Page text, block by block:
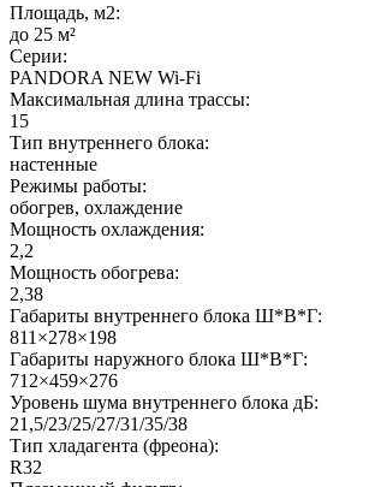
Площадь, м2:
до 25 м²
Серии:
PANDORA NEW Wi-Fi
Максимальная длина трассы:
15
Тип внутреннего блока:
настенные
Режимы работы:
обогрев, охлаждение
Мощность охлаждения:
2,2
Мощность обогрева:
2,38
Габариты внутреннего блока Ш*В*Г:
811×278×198
Габариты наружного блока Ш*В*Г:
712×459×276
Уровень шума внутреннего блока дБ:
21,5/23/25/27/31/35/38
Тип хладагента (фреона):
R32